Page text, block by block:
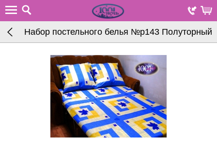
Набор постельного белья №р143 Полуторный